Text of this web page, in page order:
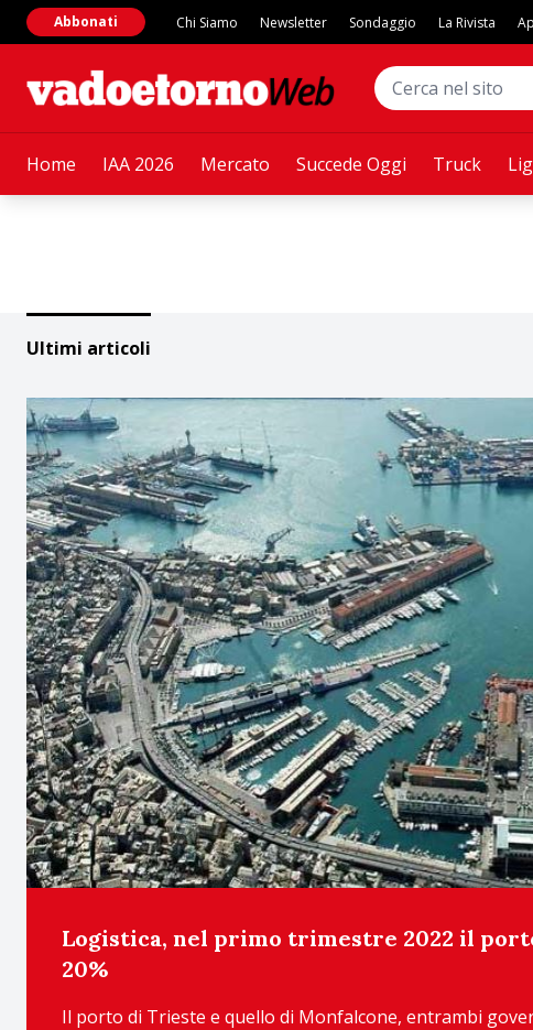
Home IAA 2026 Mercato Succede Oggi Truck
Abbonati Chi Siamo Newsletter Sondaggio La Rivista
Ultimi articoli
Logistica, nel primo trimestre 2022 il
20%
Il porto di Trieste e quello di Monfalcone, entrambi